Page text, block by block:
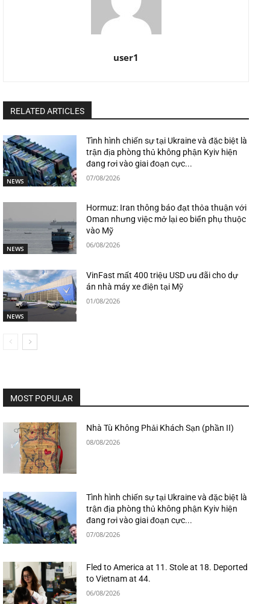
user1
RELATED ARTICLES
NEWS
Tình hình chiến sự tại Ukraine và đặc biệt là
trận địa phòng thủ không phận Kyiv hiện
đang rơi vào giai đoạn cực...
07/08/2026
NEWS
Hormuz: Iran thông báo đạt thỏa thuận với
Oman nhưng việc mở lại eo biển phụ thuộc
vào Mỹ
06/08/2026
NEWS
VinFast mất 400 triệu USD ưu đãi cho dự
án nhà máy xe điện tại Mỹ
01/08/2026
MOST POPULAR
Nhà Tù Không Phải Khách Sạn (phần II)
08/08/2026
Tình hình chiến sự tại Ukraine và đặc biệt là
trận địa phòng thủ không phận Kyiv hiện
đang rơi vào giai đoạn cực...
07/08/2026
Fled to America at 11. Stole at 18. Deported
to Vietnam at 44.
06/08/2026